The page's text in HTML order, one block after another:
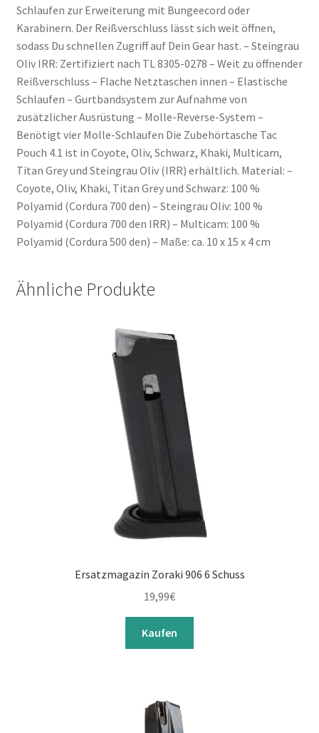
Schlaufen zur Erweiterung mit Bungeecord oder
Karabinern. Der Reißverschluss lässt sich weit öffnen,
sodass Du schnellen Zugriff auf Dein Gear hast. – Steingrau
Oliv IRR: Zertifiziert nach TL 8305-0278 – Weit zu öffnender
Reißverschluss – Flache Netztaschen innen – Elastische
Schlaufen – Gurtbandsystem zur Aufnahme von
zusätzlicher Ausrüstung – Molle-Reverse-System –
Benötigt vier Molle-Schlaufen Die Zubehörtasche Tac
Pouch 4.1 ist in Coyote, Oliv, Schwarz, Khaki, Multicam,
Titan Grey und Steingrau Oliv (IRR) erhältlich. Material: –
Coyote, Oliv, Khaki, Titan Grey und Schwarz: 100 %
Polyamid (Cordura 700 den) – Steingrau Oliv: 100 %
Polyamid (Cordura 700 den IRR) – Multicam: 100 %
Polyamid (Cordura 500 den) – Maße: ca. 10 x 15 x 4 cm
Ähnliche Produkte
Ersatzmagazin Zoraki 906 6 Schuss
19,99€
Kaufen